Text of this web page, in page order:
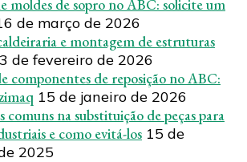
moldes de sopro no ABC: solicite um
de março de 2026
e montagem de estruturas
de fevereiro de 2026
componentes de reposição no ABC:
15 de janeiro de 2026
comuns na substituição de peças para
e como evitá-los 15 de
2025